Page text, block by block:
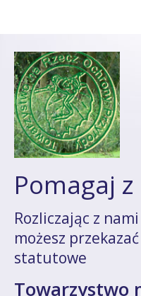
Pomagaj
Rozliczając z
możesz
statutowe
Towarzystwo